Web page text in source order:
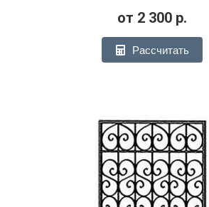
от 2 300 р.
Рассчитать